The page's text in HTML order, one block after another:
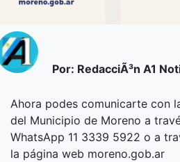
Por: RedacciÃ³n A1
Ahora podes comunicarte con
del Municipio de Moreno a
WhatsApp 11 3339 5922 o a
la página web moreno.gob.ar